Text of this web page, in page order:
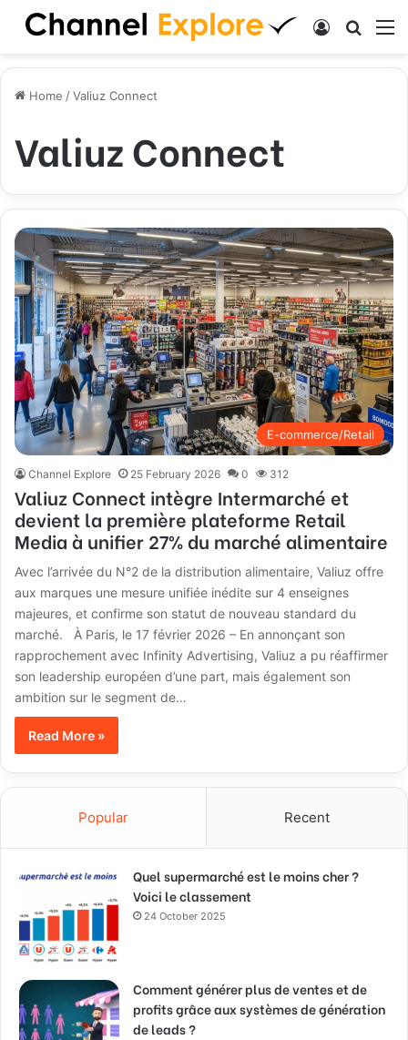
Log In
Home /Valiuz Connect
Valiuz Connect
E-commerce/Retail
Channel Explore 25 February 2026 0 312
Valiuz Connect intègre Intermarché et
devient la première plateforme Retail
Media à unifier 27% du marché alimentaire
Avec l’arrivée du N°2 de la distribution alimentaire, Valiuz offre
aux marques une mesure unifiée inédite sur 4 enseignes
majeures, et confirme son statut de nouveau standard du
marché. À Paris, le 17 février 2026 – En annonçant son
rapprochement avec Infinity Advertising, Valiuz a pu réaffirmer
son leadership européen d’une part, mais également son
ambition sur le segment de…
Read More »
Popular Recent
Quel supermarché est le moins cher ?
Voici le classement
24 October 2025
Comment générer plus de ventes et de
profits grâce aux systèmes de génération
de leads ?